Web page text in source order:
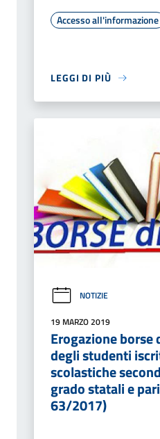
Accesso all'informazione
LEGGI DI PIÙ
NOTIZIE
19 MARZO 2019
Erogazione
degli studenti
scolastiche
grado statali e
63/2017)